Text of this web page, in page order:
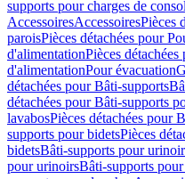
supports pour charges de
AccessoiresAccessoiresPièces
paroisPièces détachées pour
d'alimentationPièces
d'alimentationPour évacuation
détachées pour Bâti-supports
détachées pour Bâti-supports
lavabosPièces détachées pour
supports pour bidetsPièces
bidetsBâti-supports pour
pour urinoirsBâti-supports